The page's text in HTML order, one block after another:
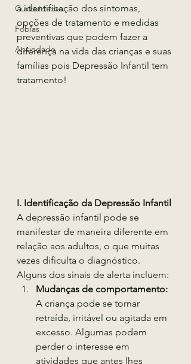
Curiosidades
Fobias
Ansiedade
a identificação dos sintomas,
opções de tratamento e medidas
preventivas que podem fazer a
diferença na vida das crianças e suas
famílias pois Depressão Infantil tem
tratamento!
I. Identificação da Depressão Infantil
A depressão infantil pode se
manifestar de maneira diferente em
relação aos adultos, o que muitas
vezes dificulta o diagnóstico.
Alguns dos sinais de alerta incluem:
Mudanças de comportamento:
A criança pode se tornar
retraída, irritável ou agitada em
excesso. Algumas podem
perder o interesse em
atividades que antes lhes